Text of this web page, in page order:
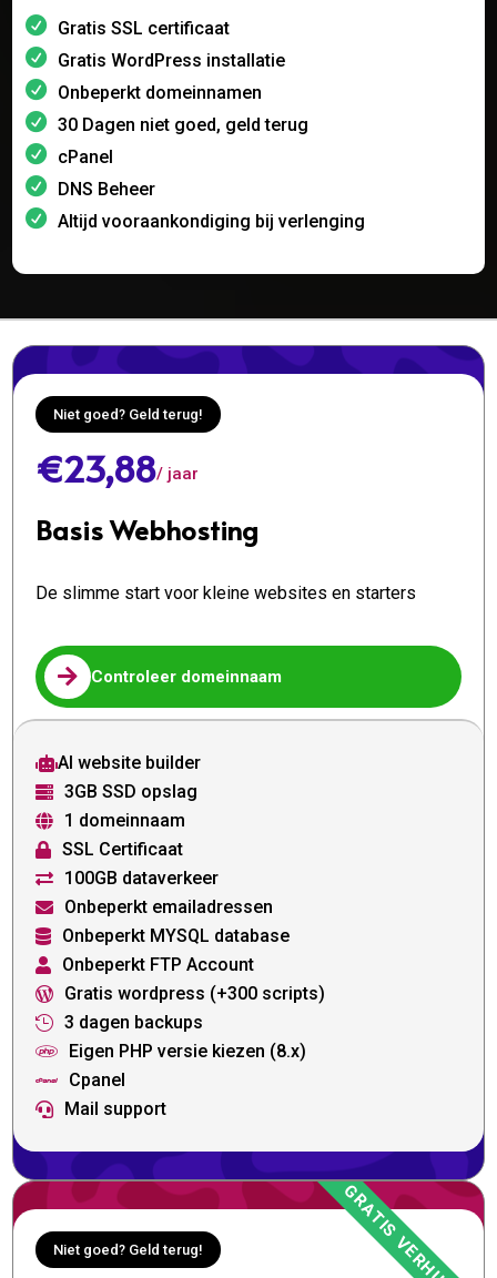
Gratis SSL certificaat
Gratis WordPress installatie
Onbeperkt domeinnamen
30 Dagen niet goed, geld terug
cPanel
DNS Beheer
Altijd vooraankondiging bij verlenging
Niet goed? Geld terug!
€23,88/ jaar
Basis Webhosting
De slimme start voor kleine websites en starters
 Controleer domeinnaam
AI website builder
 3GB SSD opslag
 1 domeinnaam
 SSL Certificaat
 100GB dataverkeer
 Onbeperkt emailadressen
 Onbeperkt MYSQL database
 Onbeperkt FTP Account
 Gratis wordpress (+300 scripts)
 3 dagen backups
 Eigen PHP versie kiezen (8.x)
 Cpanel
 Mail support
Niet goed? Geld terug!